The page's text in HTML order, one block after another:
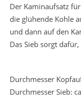
Der Kaminaufsatz
die glühende Kohle
und dann auf den
Das Sieb sorgt
Durchmesser
Durchmesser Sieb: